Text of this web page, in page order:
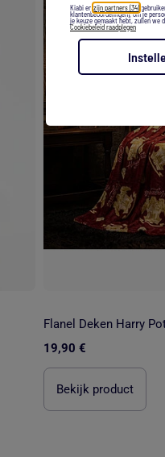
Kiabi en zijn partners (34)
klantenbeoordelingen), om je
je keuze gemaakt hebt, zullen we
Cookiebeleid raadplegen
19,90 €
Bekijk product